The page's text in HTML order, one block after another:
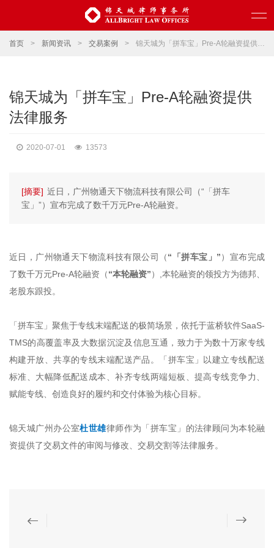
首页 > 新闻资讯 > 交易案例 > 锦天城为「拼车宝」Pre-A轮融资提供法律服务
锦天城为「拼车宝」Pre-A轮融资提供
法律服务
2020-07-01 13573
[摘要] 近日，广州物通天下物流科技有限公司（“「拼车
宝」”）宣布完成了数千万元Pre-A轮融资。
近日，广州物通天下物流科技有限公司（“「拼车宝」”）宣布完成
了数千万元Pre-A轮融资（“本轮融资”）,本轮融资的领投方为德邦、
老股东跟投。
「拼车宝」聚焦于专线末端配送的极简场景，依托于蓝桥软件SaaS-
TMS的高覆盖率及大数据沉淀及信息互通，致力于为数十万家专线
构建开放、共享的专线末端配送产品。「拼车宝」以建立专线配送
标准、大幅降低配送成本、补齐专线两端短板、提高专线竞争力、
赋能专线、创造良好的履约和交付体验为核心目标。
锦天城广州办公室杜世雄律师作为「拼车宝」的法律顾问为本轮融
资提供了交易文件的审阅与修改、交易交割等法律服务。